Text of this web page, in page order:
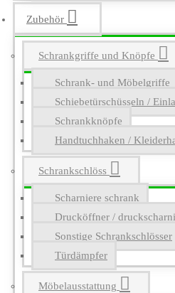
Zubehör
Schrankgriffe und Knöpfe
Schrank- und Möbelgriffe
Schiebetürschüsseln /
Schrankknöpfe
Handtuchhaken /
Schrankschlöss
Scharniere schrank
Drucköffner /
Sonstige Schrankschlösser
Türdämpfer
Möbelausstattung